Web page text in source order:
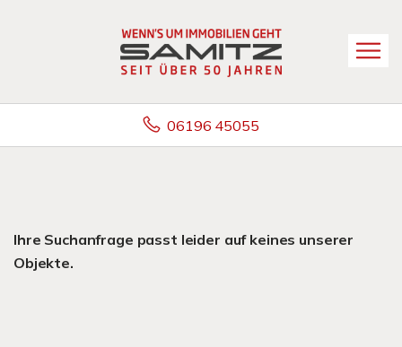
06196 45055
Ihre Suchanfrage passt leider auf keines unserer
Objekte.